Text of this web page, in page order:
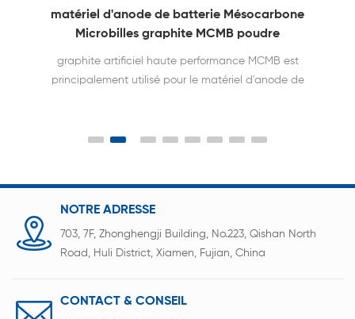
matériel d'anode de batterie Mésocarbone
Microbilles graphite MCMB poudre
graphite artificiel haute performance MCMB est
principalement utilisé pour le matériel d'anode de
NOTRE ADRESSE
703, 7F, Zhonghengji Building, No.223, Qishan North
Road, Huli District, Xiamen, Fujian, China
CONTACT & CONSEIL